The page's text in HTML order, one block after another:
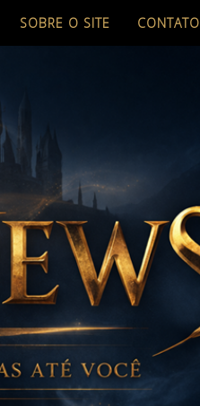
SOBRE O SITE CONTATO